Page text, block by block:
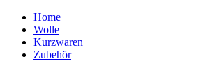
Home
Wolle
Kurzwaren
Zubehör